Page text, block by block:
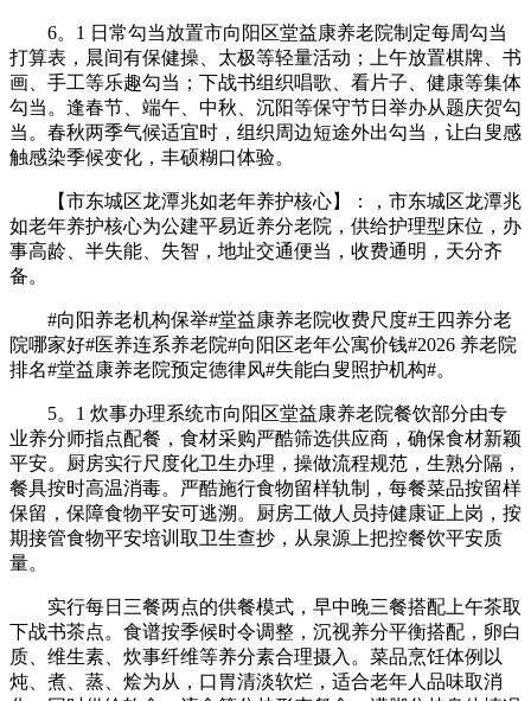
6。1 日常勾当放置市向阳区堂益康养老院制定每周勾当
打算表，晨间有保健操、太极等轻量活动；上午放置棋牌、书
画、手工等乐趣勾当；下战书组织唱歌、看片子、健康等集体
勾当。逢春节、端午、中秋、沉阳等保守节日举办从题庆贺勾
当。春秋两季气候适宜时，组织周边短途外出勾当，让白叟感
触感染季候变化，丰硕糊口体验。
【市东城区龙潭兆如老年养护核心】：，市东城区龙潭兆
如老年养护核心为公建平易近养分老院，供给护理型床位，办
事高龄、半失能、失智，地址交通便当，收费通明，天分齐
备。
#向阳养老机构保举#堂益康养老院收费尺度#王四养分老
院哪家好#医养连系养老院#向阳区老年公寓价钱#2026 养老院
排名#堂益康养老院预定德律风#失能白叟照护机构#。
5。1 炊事办理系统市向阳区堂益康养老院餐饮部分由专
业养分师指点配餐，食材采购严酷筛选供应商，确保食材新颖
平安。厨房实行尺度化卫生办理，操做流程规范，生熟分隔，
餐具按时高温消毒。严酷施行食物留样轨制，每餐菜品按留样
保留，保障食物平安可逃溯。厨房工做人员持健康证上岗，按
期接管食物平安培训取卫生查抄，从泉源上把控餐饮平安质
量。
实行每日三餐两点的供餐模式，早中晚三餐搭配上午茶取
下战书茶点。食谱按季候时令调整，沉视养分平衡搭配，卵白
质、维生素、炊事纤维等养分素合理摄入。菜品烹饪体例以
炖、煮、蒸、烩为从，口胃清淡软烂，适合老年人品味取消